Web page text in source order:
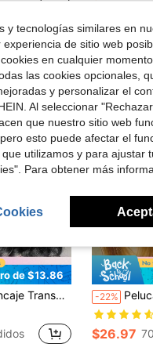
Shipping
$26.38
Envío
de $13.86
y Pre Depilada, Perfecta para Uso Diario, de Aspecto Natural y Suave, Peluca de Cabello Largo y Elegante Mezclado para Mujeres -22% Peluca de encaje frontal con densidad 200% Plus, 28
$26.97
y tecnologías similares en
de sitio web
en cualquier
las cookies opcionales,
y personalizar el
Al seleccionar
que nuestro sitio web
esto puede afectar el
utilizamos y para ajustar
Para obtener más